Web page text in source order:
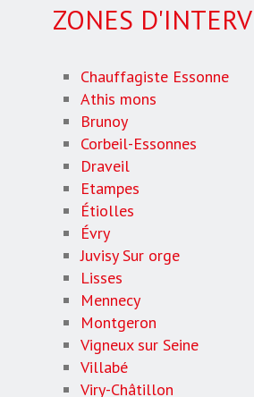
ZONES
Chauffagiste Essonne
Athis mons
Brunoy
Corbeil-Essonnes
Draveil
Etampes
Étiolles
Évry
Juvisy Sur orge
Lisses
Mennecy
Montgeron
Vigneux sur Seine
Villabé
Viry-Châtillon